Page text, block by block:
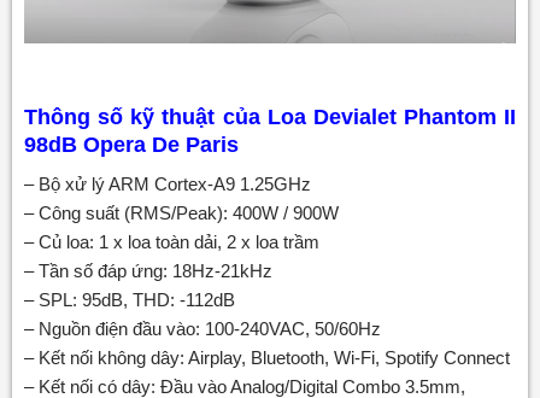
Thông số kỹ thuật của Loa Devialet Phantom II
98dB Opera De Paris
– Bộ xử lý ARM Cortex-A9 1.25GHz
– Công suất (RMS/Peak): 400W / 900W
– Củ loa: 1 x loa toàn dải, 2 x loa trầm
– Tần số đáp ứng: 18Hz-21kHz
– SPL: 95dB, THD: -112dB
– Nguồn điện đầu vào: 100-240VAC, 50/60Hz
– Kết nối không dây: Airplay, Bluetooth, Wi-Fi, Spotify Connect
– Kết nối có dây: Đầu vào Analog/Digital Combo 3.5mm,